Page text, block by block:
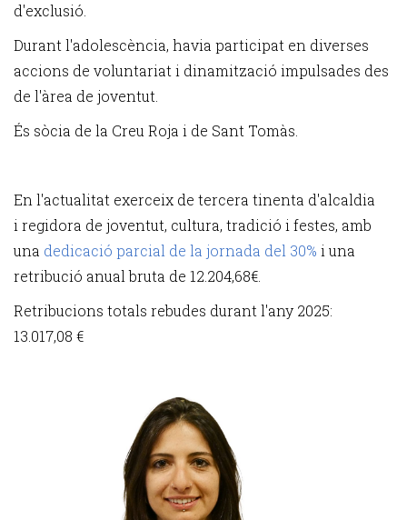
d'exclusió.
Durant l'adolescència, havia participat en diverses
accions de voluntariat i dinamització impulsades des
de l'àrea de joventut.
És sòcia de la Creu Roja i de Sant Tomàs.
En l'actualitat exerceix de tercera tinenta d'alcaldia
i regidora de joventut, cultura, tradició i festes, amb
una dedicació parcial de la jornada del 30% i una
retribució anual bruta de 12.204,68€.
Retribucions totals rebudes durant l'any 2025:
13.017,08 €